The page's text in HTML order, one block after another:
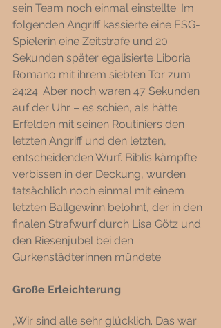
sein Team noch einmal einstellte. Im
folgenden Angriff kassierte eine ESG-
Spielerin eine Zeitstrafe und 20
Sekunden später egalisierte Liboria
Romano mit ihrem siebten Tor zum
24:24. Aber noch waren 47 Sekunden
auf der Uhr – es schien, als hätte
Erfelden mit seinen Routiniers den
letzten Angriff und den letzten,
entscheidenden Wurf. Biblis kämpfte
verbissen in der Deckung, wurden
tatsächlich noch einmal mit einem
letzten Ballgewinn belohnt, der in den
finalen Strafwurf durch Lisa Götz und
den Riesenjubel bei den
Gurkenstädterinnen mündete.
Große Erleichterung
„Wir sind alle sehr glücklich. Das war